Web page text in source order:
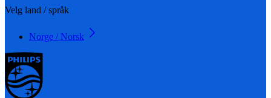
Velg land / språk
Norge / Norsk